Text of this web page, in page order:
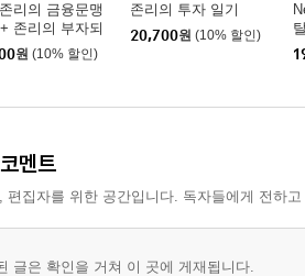
리의 금융문맹
존리의 부자되
세트
원 (10% 할인)
존리의 투자 일기
20,700원 (10% 할인)
멘트
편집자를 위한 공간입니다. 독자들에게 전하
글은 확인을 거쳐 이 곳에 게재됩니다.